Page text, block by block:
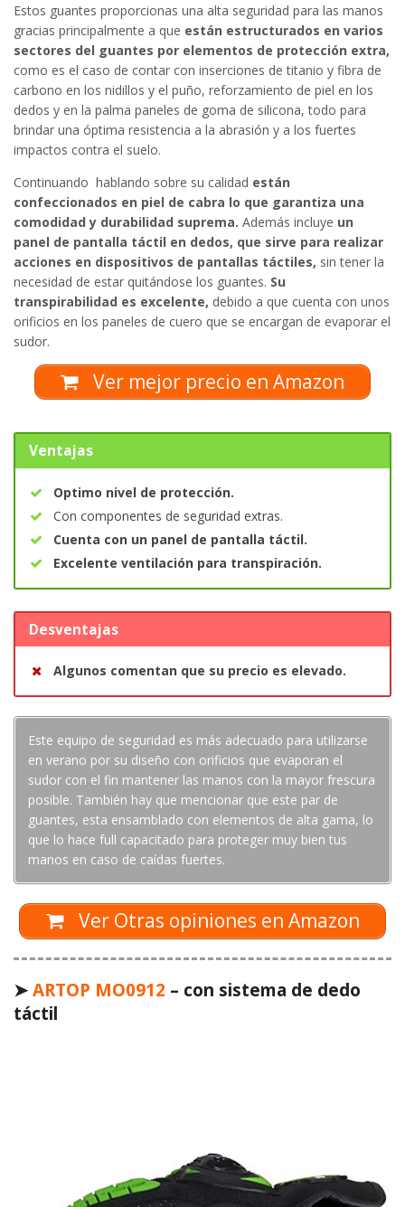
Estos guantes proporcionas una alta seguridad para las manos
gracias principalmente a que están estructurados en varios
sectores del guantes por elementos de protección extra,
como es el caso de contar con inserciones de titanio y fibra de
carbono en los nidillos y el puño, reforzamiento de piel en los
dedos y en la palma paneles de goma de silicona, todo para
brindar una óptima resistencia a la abrasión y a los fuertes
impactos contra el suelo.
Continuando hablando sobre su calidad están
confeccionados en piel de cabra lo que garantiza una
comodidad y durabilidad suprema. Además incluye un
panel de pantalla táctil en dedos, que sirve para realizar
acciones en dispositivos de pantallas táctiles, sin tener la
necesidad de estar quitándose los guantes. Su
transpirabilidad es excelente, debido a que cuenta con unos
orificios en los paneles de cuero que se encargan de evaporar el
sudor.
Ver mejor precio en Amazon
Ventajas
Optimo nivel de protección.
Con componentes de seguridad extras.
Cuenta con un panel de pantalla táctil.
Excelente ventilación para transpiración.
Desventajas
Algunos comentan que su precio es elevado.
Este equipo de seguridad es más adecuado para utilizarse
en verano por su diseño con orificios que evaporan el
sudor con el fin mantener las manos con la mayor frescura
posible. También hay que mencionar que este par de
guantes, esta ensamblado con elementos de alta gama, lo
que lo hace full capacitado para proteger muy bien tus
manos en caso de caídas fuertes.
Ver Otras opiniones en Amazon
➤ARTOP MO0912 – con sistema de dedo
táctil